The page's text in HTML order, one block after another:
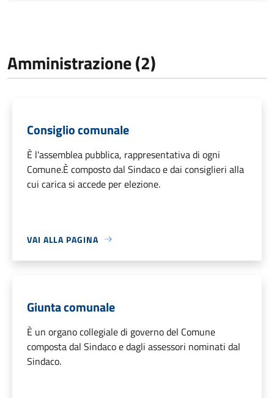
Amministrazione (2)
Consiglio comunale
È l'assemblea pubblica, rappresentativa di ogni
Comune.È composto dal Sindaco e dai consiglieri alla
cui carica si accede per elezione.
VAI ALLA PAGINA
Giunta comunale
È un organo collegiale di governo del Comune
composta dal Sindaco e dagli assessori nominati dal
Sindaco.